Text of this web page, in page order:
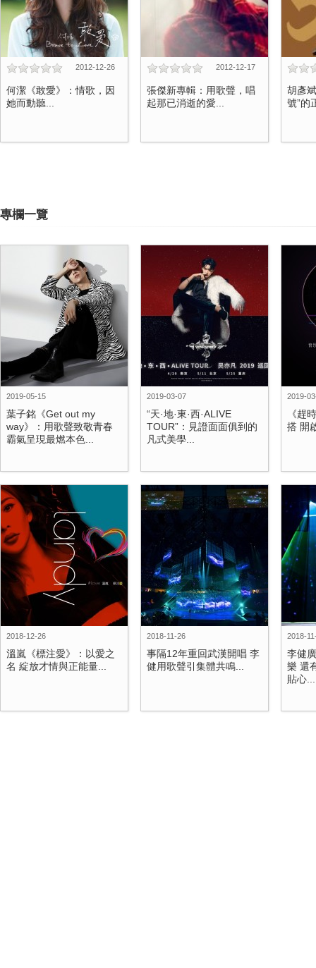
2012-12-26
何潔《敢愛》：情歌，因
她而動聽...
2012-12-17
張傑新專輯：用歌聲，唱
起那已消逝的愛...
胡彥
號”的
專欄一覽
2019-05-15
葉子銘《Get out my
way》：用歌聲致敬青春
霸氣呈現最燃本色...
2019-03-07
“天·地·東·西·ALIVE
TOUR”：見證面面俱到的
凡式美學...
2019-
《趕
搭 開
2018-12-26
溫嵐《標注愛》：以愛之
名 綻放才情與正能量...
2018-11-26
事隔12年重回武漢開唱 李
健用歌聲引集體共鳴...
2018-
李健
樂 還
貼心...